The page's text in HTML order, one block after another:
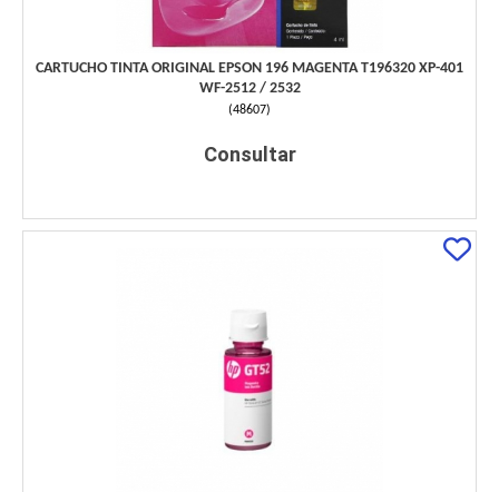
CARTUCHO TINTA ORIGINAL EPSON 196 MAGENTA T196320 XP-401
WF-2512 / 2532
(48607)
Consultar